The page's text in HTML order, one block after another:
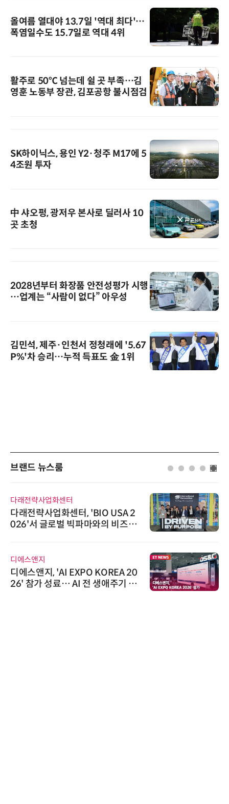
올여름 열대야 13.7일 '역대 최다'…
폭염일수도 15.7일로 역대 4위
활주로 50℃ 넘는데 쉴 곳 부족…김
영훈 노동부 장관, 김포공항 불시점검
SK하이닉스, 용인 Y2·청주 M17에 5
4조원 투자
中 샤오펑, 광저우 본사로 딜러사 10
곳 초청
2028년부터 화장품 안전성평가 시행
…업계는 “사람이 없다” 아우성
김민석, 제주·인천서 정청래에 '5.67
P%'차 승리…누적 득표도 金 1위
브랜드 뉴스룸
다래전략사업화센터
다래전략사업화센터, 'BIO USA 2
026'서 글로벌 빅파마와의 비즈니
디에스앤지
디에스앤지, 'AI EXPO KOREA 20
26' 참가 성료… AI 전 생애주기 아